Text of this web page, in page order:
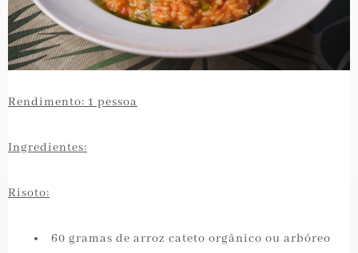
Rendimento: 1 pessoa
Ingredientes:
Risoto:
⁠ ⁠60 gramas de arroz cateto orgânico ou arbóreo